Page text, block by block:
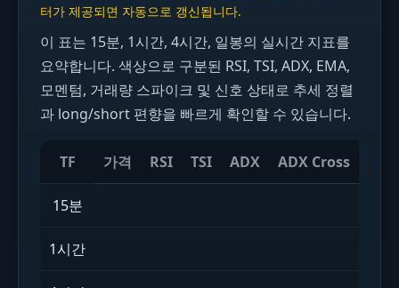
터가 제공되면 자동으로 갱신됩니다.
이 표는 15분, 1시간, 4시간, 일봉의 실시간 지표를
요약합니다. 색상으로 구분된 RSI, TSI, ADX, EMA,
모멘텀, 거래량 스파이크 및 신호 상태로 추세 정렬
과 long/short 편향을 빠르게 확인할 수 있습니다.
TF 가격 RSI TSI ADX ADX Cross
15분
1시간